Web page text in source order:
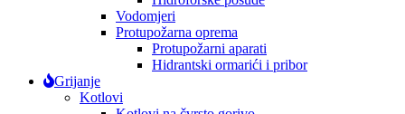
Vodomjeri
Protupožarna oprema
Protupožarni aparati
Hidrantski ormarići i pribor
Grijanje
Kotlovi